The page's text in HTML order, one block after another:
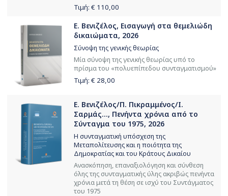
Τιμή: € 110,00
Ε. Βενιζέλος, Εισαγωγή στα θεμελιώδη
δικαιώματα, 2026
Σύνοψη της γενικής θεωρίας
Μία σύνοψη της γενικής θεωρίας υπό το
πρίσμα του «πολυεπίπεδου συνταγματισμού»
Τιμή: € 28,00
Ε. Βενιζέλος/Π. Πικραμμένος/Ι.
Σαρμάς..., Πενήντα χρόνια από το
Σύνταγμα του 1975, 2026
Η συνταγματική υπόσχεση της
Μεταπολίτευσης και η ποιότητα της
Δημοκρατίας και του Κράτους Δικαίου
Ανασκόπηση, επαναξιολόγηση και σύνθεση
όλης της συνταγματικής ύλης ακριβώς πενήντα
χρόνια μετά τη θέση σε ισχύ του Συντάγματος
του 1975